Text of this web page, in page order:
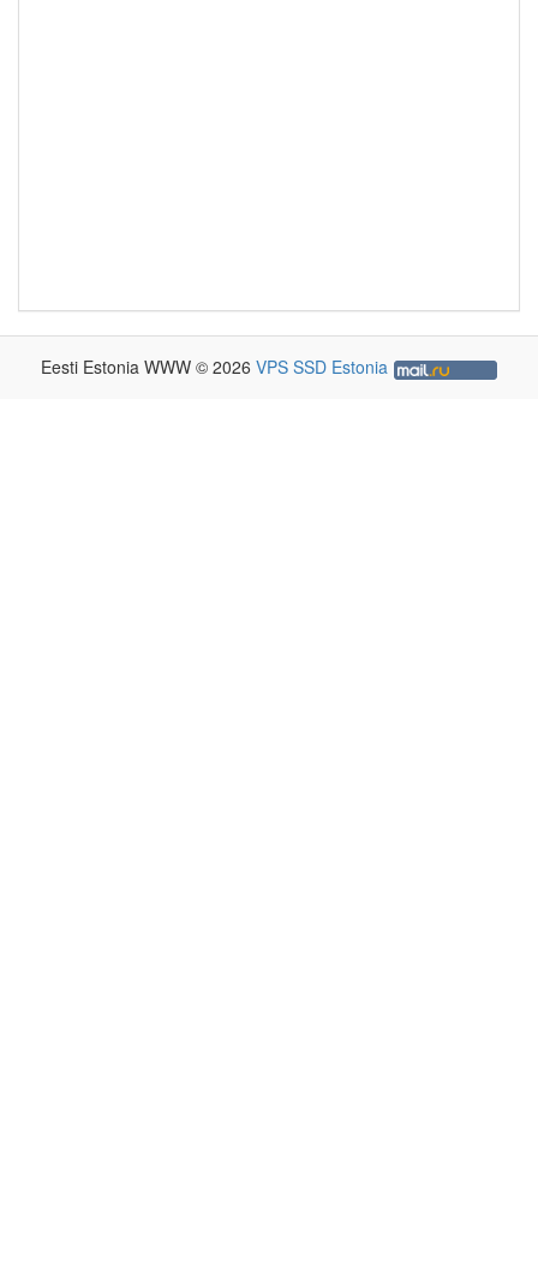
Eesti Estonia WWW © 2026 VPS SSD Estonia